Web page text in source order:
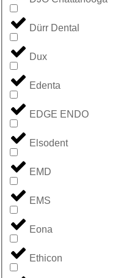
Dürr Dental
Dux
Edenta
EDGE ENDO
Elsodent
EMD
EMS
Eona
Ethicon